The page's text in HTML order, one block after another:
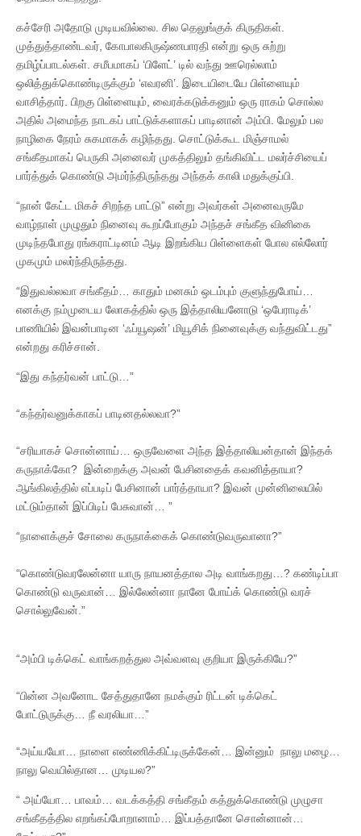
கச்சேரி அதோடு முடியவில்லை. சில தெலுங்குக் கிருதிகள்.
முத்துத்தாண்டவர், கோபாலகிருஷ்ணபாரதி என்று ஒரு சுற்று
தமிழ்ப்பாடல்கள். சமீபமாகப் ‘பிளேட்’ டில் வந்து ஊரெல்லாம்
ஒலித்துக்கொண்டிருக்கும் ‘எவரனி’. இடையிடையே பிள்ளையும்
வாசித்தார். பிறகு பிள்ளையும், வைரக்கடுக்கனும் ஒரு ராகம் சொல்ல
அதில் அமைந்த நாடகப் பாட்டுக்களாகப் பாடினான் அம்பி. மேலும் பல
நாழிகை நேரம் சுகமாகக் கழிந்தது. சொட்டுக்கூட மிஞ்சாமல்
சங்கீதமாகப் பெருகி அனைவர் முகத்திலும் தங்கிவிட்ட மலர்ச்சியைப்
பார்த்துக் கொண்டு அமர்ந்திருந்தது அந்தக் காலி மதுக்குப்பி.
“நான் கேட்ட மிகச் சிறந்த பாட்டு” என்று அவர்கள் அனைவருமே
வாழ்நாள் முழுதும் நினைவு கூறப்போகும் அந்தச் சங்கீத வினிகை
முடிந்தபோது ரங்கராட்டினம் ஆடி இறங்கிய பிள்ளைகள் போல எல்லோர்
முகமும் மலர்ந்திருந்தது.
“இதுவல்லவா சங்கீதம்… காதும் மனசும் ஒடம்பும் குளுந்துபோய்…
எனக்கு நம்முடைய லோகத்தில் ஒரு இத்தாலியனோடு ‘ஒபேராடிக்’
பாணியில் இவன்பாடின ‘ஃப்யூஷன்’ மியூசிக் நினைவுக்கு வந்துவிட்டது”
என்றது கரிச்சான்.
“இது கந்தர்வன் பாட்டு…”
“கந்தர்வனுக்காகப் பாடினதல்லவா?”
“சரியாகச் சொன்னாய்… ஒருவேளை அந்த இத்தாலியன்தான் இந்தக்
கருநாக்கோ? இன்றைக்கு அவன் பேசினதைக் கவனித்தாயா?
ஆங்கிலத்தில் எப்படிப் பேசினான் பார்த்தாயா? இவன் முன்னிலையில்
மட்டும்தான் இப்பிடிப் பேசுவான்… ”
“நாளைக்குச் சோலை கருநாக்கைக் கொண்டுவருவானா?”
“கொண்டுவரலேன்னா யாரு நாயனத்தால அடி வாங்கறது…? கண்டிப்பா
கொண்டு வருவான்… இல்லேன்னா நானே போய்க் கொண்டு வரச்
சொல்லுவேன்.”
“அம்பி டிக்கெட் வாங்கறத்துல அவ்வளவு குறியா இருக்கியே?”
“பின்ன அவனோட சேத்துதானே நமக்கும் ரிட்டன் டிக்கெட்
போட்டுருக்கு… நீ வரலியா…”
“அய்யயோ… நாளை எண்ணிக்கிட்டிருக்கேன்… இன்னும் நாலு மழை…
நாலு வெயில்தான… முடியல?”
“ அய்யோ… பாவம்… வடக்கத்தி சங்கீதம் கத்துக்கொண்டு முழுசா
சங்கீதத்தில எறங்கப்போறானாம்… இப்பத்தானே சொன்னான்…